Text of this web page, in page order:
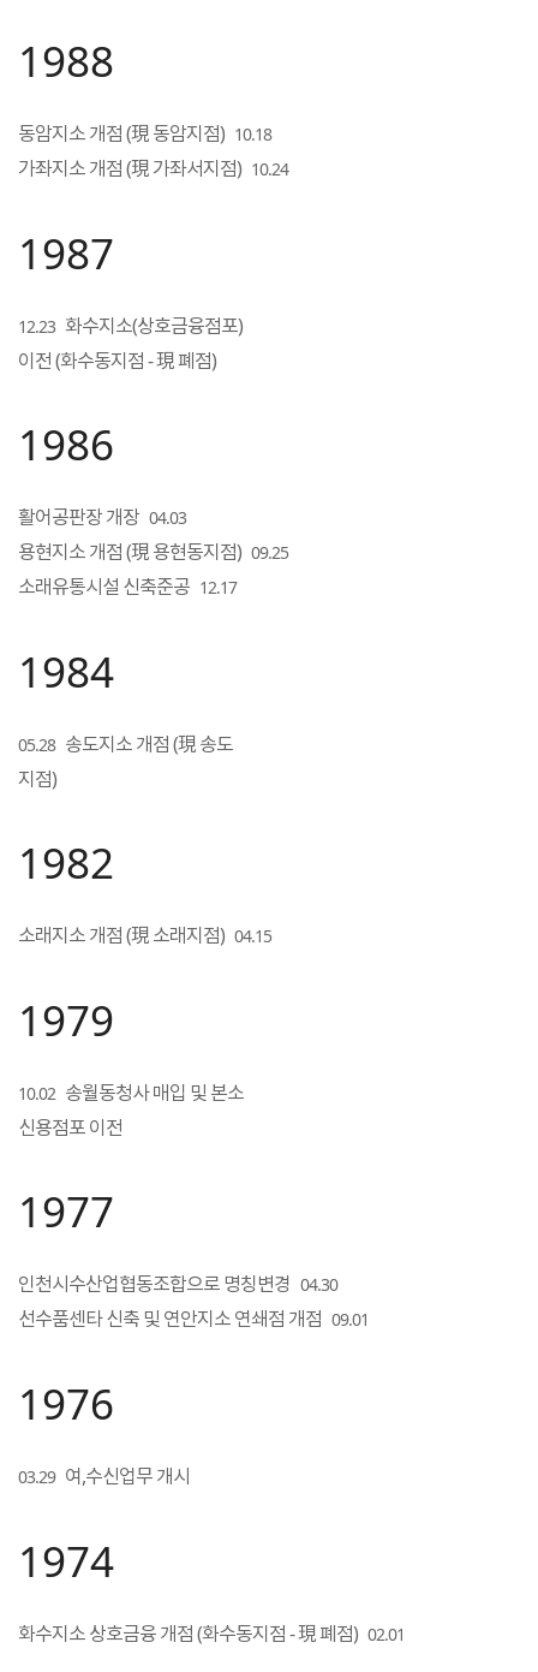
1988
동암지소 개점 (現 동암지점) 10.18
가좌지소 개점 (現 가좌서지점) 10.24
1987
12.23 화수지소(상호금융점포)
이전 (화수동지점 - 現 폐점)
1986
활어공판장 개장 04.03
용현지소 개점 (現 용현동지점) 09.25
소래유통시설 신축준공 12.17
1984
05.28 송도지소 개점 (現 송도
지점)
1982
소래지소 개점 (現 소래지점) 04.15
1979
10.02 송월동청사 매입 및 본소
신용점포 이전
1977
인천시수산업협동조합으로 명칭변경 04.30
선수품센타 신축 및 연안지소 연쇄점 개점 09.01
1976
03.29 여,수신업무 개시
1974
화수지소 상호금융 개점 (화수동지점 - 現 폐점) 02.01